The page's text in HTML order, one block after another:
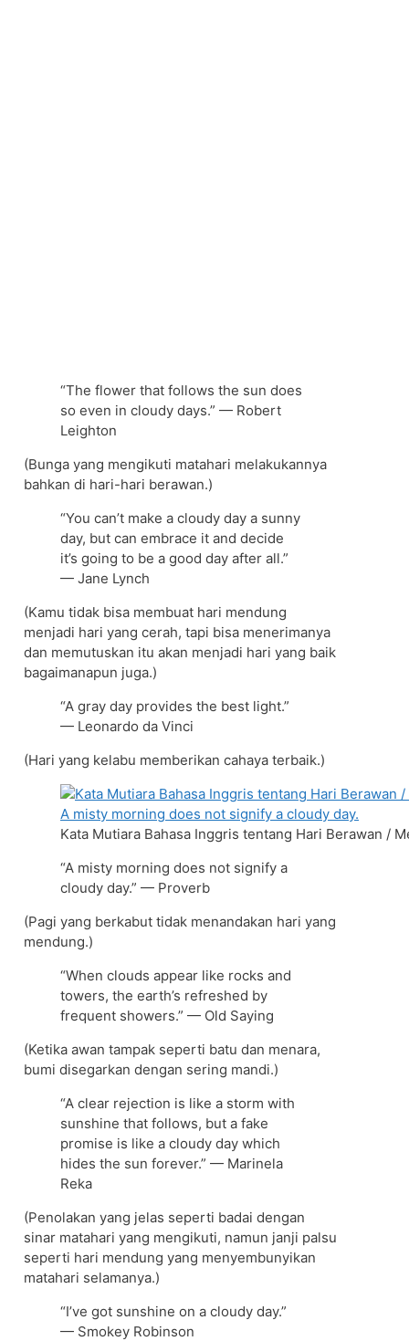
“The flower that follows the sun does
so even in cloudy days.” — Robert
Leighton
(Bunga yang mengikuti matahari melakukannya
bahkan di hari-hari berawan.)
“You can’t make a cloudy day a sunny
day, but can embrace it and decide
it’s going to be a good day after all.”
— Jane Lynch
(Kamu tidak bisa membuat hari mendung
menjadi hari yang cerah, tapi bisa menerimanya
dan memutuskan itu akan menjadi hari yang baik
bagaimanapun juga.)
“A gray day provides the best light.”
— Leonardo da Vinci
(Hari yang kelabu memberikan cahaya terbaik.)
Kata Mutiara Bahasa Inggris tentang Hari Berawan /
“A misty morning does not signify a
cloudy day.” — Proverb
(Pagi yang berkabut tidak menandakan hari yang
mendung.)
“When clouds appear like rocks and
towers, the earth’s refreshed by
frequent showers.” — Old Saying
(Ketika awan tampak seperti batu dan menara,
bumi disegarkan dengan sering mandi.)
“A clear rejection is like a storm with
sunshine that follows, but a fake
promise is like a cloudy day which
hides the sun forever.” — Marinela
Reka
(Penolakan yang jelas seperti badai dengan
sinar matahari yang mengikuti, namun janji palsu
seperti hari mendung yang menyembunyikan
matahari selamanya.)
“I’ve got sunshine on a cloudy day.”
— Smokey Robinson